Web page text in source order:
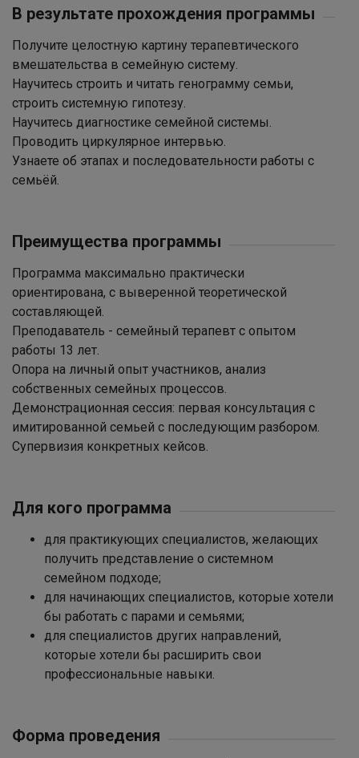
В результате прохождения программы
Получите целостную картину терапевтического
вмешательства в семейную систему.
Научитесь строить и читать генограмму семьи,
строить системную гипотезу.
Научитесь диагностике семейной системы.
Проводить циркулярное интервью.
Узнаете об этапах и последовательности работы с
семьёй.
Преимущества программы
Программа максимально практически
ориентирована, с выверенной теоретической
составляющей.
Преподаватель - семейный терапевт с опытом
работы 13 лет.
Опора на личный опыт участников, анализ
собственных семейных процессов.
Демонстрационная сессия: первая консультация с
имитированной семьей с последующим разбором.
Супервизия конкретных кейсов.
Для кого программа
для практикующих специалистов, желающих
получить представление о системном
семейном подходе;
для начинающих специалистов, которые хотели
бы работать с парами и семьями;
для специалистов других направлений,
которые хотели бы расширить свои
профессиональные навыки.
Форма проведения